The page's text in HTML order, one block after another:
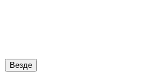
Везде